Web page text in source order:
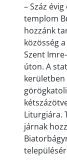
– Száz
templom
hozzánk
közösség
Szent
úton. A
kerületben
Liturgiára.
járnak